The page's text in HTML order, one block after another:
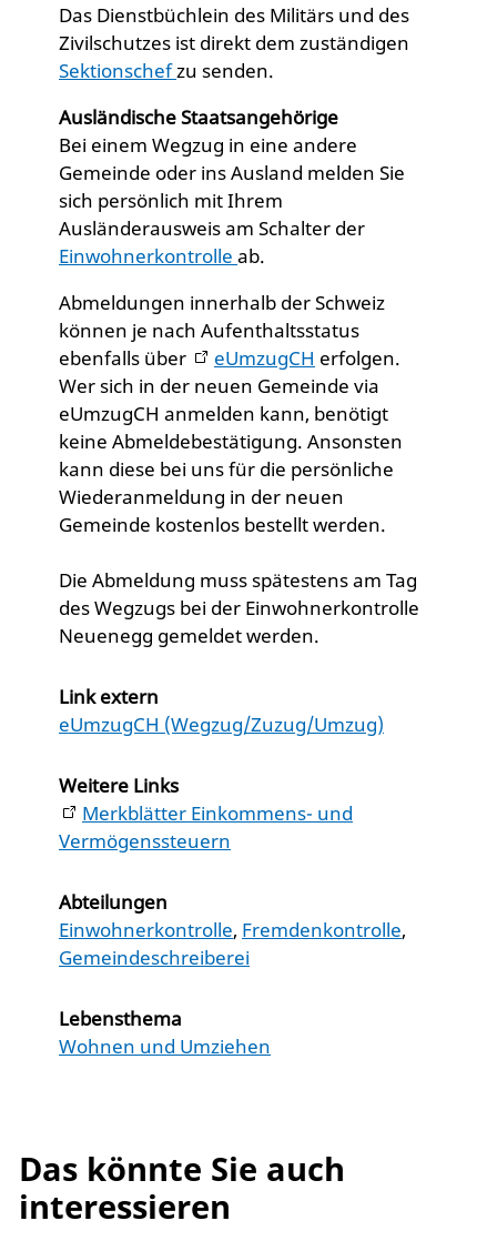
Das Dienstbüchlein des Militärs und des
Zivilschutzes ist direkt dem zuständigen
Sektionschefzu senden.
Ausländische Staatsangehörige
Bei einem Wegzug in eine andere
Gemeinde oder ins Ausland melden Sie
sich persönlich mit Ihrem
Ausländerausweis am Schalter der
Einwohnerkontrolle ab.
Abmeldungen innerhalb der Schweiz
können je nach Aufenthaltsstatus
ebenfalls über
eUmzugCH erfolgen.
Wer sich in der neuen Gemeinde via
eUmzugCH anmelden kann, benötigt
keine Abmeldebestätigung. Ansonsten
kann diese bei uns für die persönliche
Wiederanmeldung in der neuen
Gemeinde kostenlos bestellt werden.
Die Abmeldung muss spätestens am Tag
des Wegzugs bei der Einwohnerkontrolle
Neuenegg gemeldet werden.
Link extern
eUmzugCH (Wegzug/Zuzug/Umzug)
Weitere Links
Merkblätter Einkommens- und
Vermögenssteuern
Abteilungen
Einwohnerkontrolle, Fremdenkontrolle,
Gemeindeschreiberei
Lebensthema
Wohnen und Umziehen
Das könnte Sie auch
interessieren